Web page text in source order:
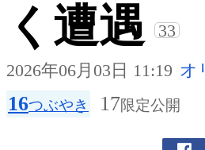
く遭遇
33
2026年06月03日 11:19 オ
16つぶやき 17限定公開